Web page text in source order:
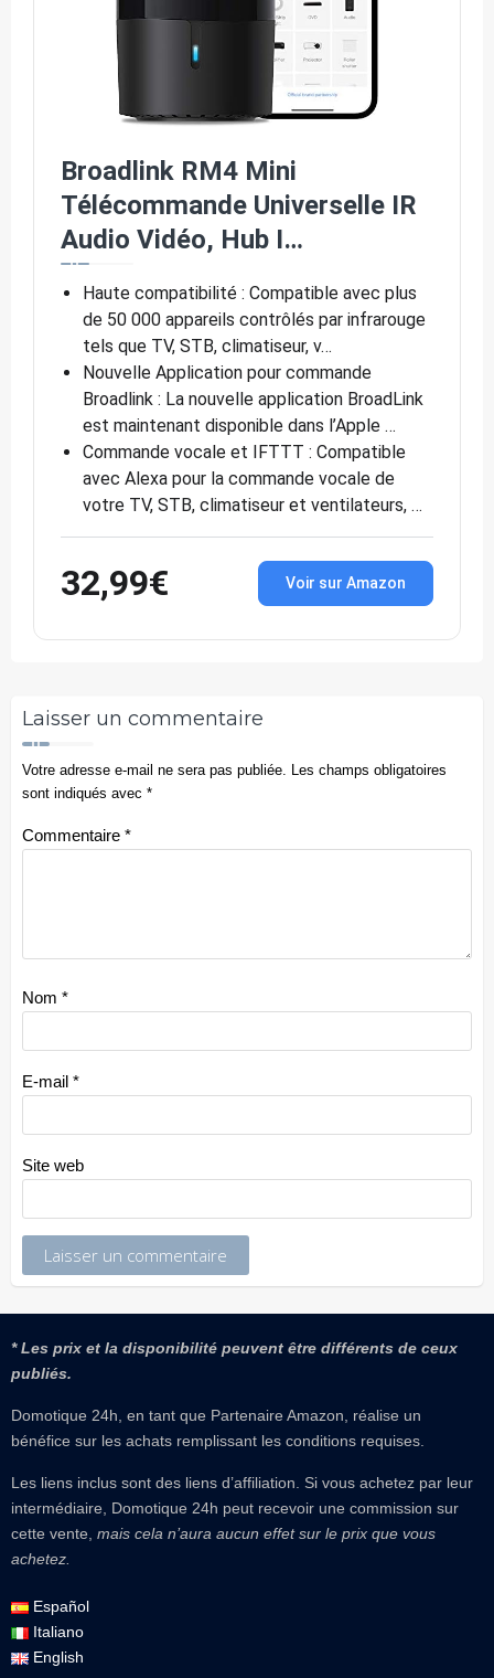
Broadlink RM4 Mini
Télécommande Universelle IR
Audio Vidéo, Hub I…
Haute compatibilité : Compatible avec plus
de 50 000 appareils contrôlés par infrarouge
tels que TV, STB, climatiseur, v…
Nouvelle Application pour commande
Broadlink : La nouvelle application BroadLink
est maintenant disponible dans l’Apple …
Commande vocale et IFTTT : Compatible
avec Alexa pour la commande vocale de
votre TV, STB, climatiseur et ventilateurs, …
32,99€ Voir sur Amazon
Laisser un commentaire
Votre adresse e-mail ne sera pas publiée.
Les champs obligatoires
sont indiqués avec *
Commentaire *
Nom *
E-mail *
Site web
* Les prix et la disponibilité peuvent être différents de ceux
publiés.
Domotique 24h, en tant que Partenaire Amazon, réalise un
bénéfice sur les achats remplissant les conditions requises.
Les liens inclus sont des liens d’affiliation. Si vous achetez par leur
intermédiaire, Domotique 24h peut recevoir une commission sur
cette vente, mais cela n’aura aucun effet sur le prix que vous
achetez.
Español
Italiano
English